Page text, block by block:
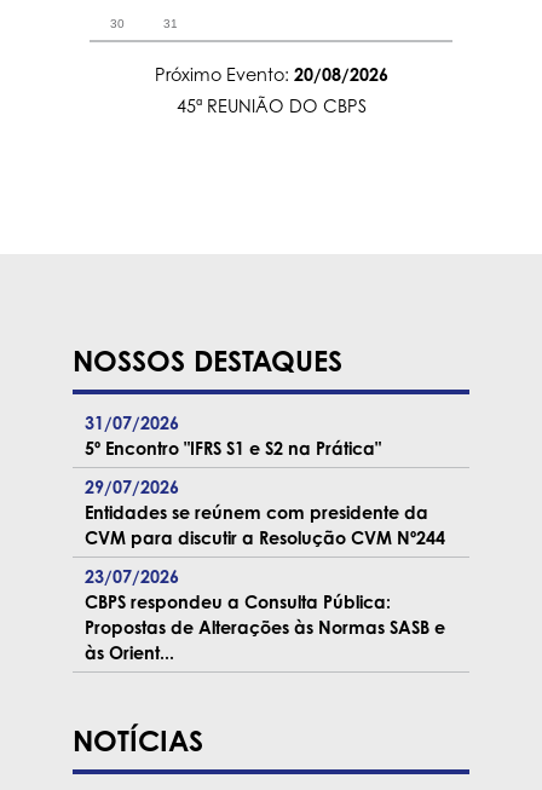
30 31
Próximo Evento: 20/08/2026
45ª REUNIÃO DO CBPS
NOSSOS DESTAQUES
31/07/2026
5º Encontro "IFRS S1 e S2 na Prática"
29/07/2026
Entidades se reúnem com presidente da
CVM para discutir a Resolução CVM Nº244
23/07/2026
CBPS respondeu a Consulta Pública:
Propostas de Alterações às Normas SASB e
às Orient...
NOTÍCIAS